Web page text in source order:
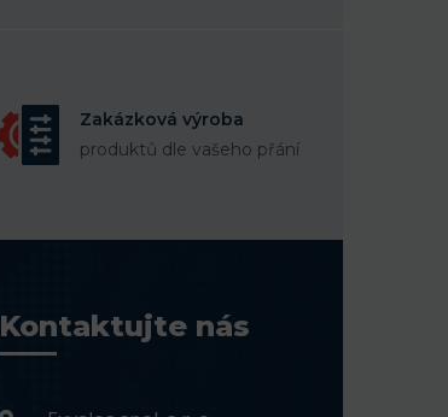
Zakázková výroba
produktů dle vašeho přání
Kontaktujte nás